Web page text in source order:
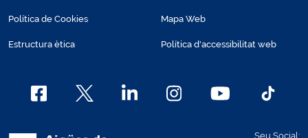
Política de Cookies
Estructura ètica
Mapa Web
Política d'accessibilitat web
Seu Social: